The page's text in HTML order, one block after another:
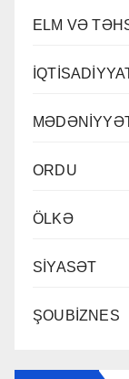
ELM VƏ
ORDU
ÖLKƏ
SİYASƏT
ŞOUBİZNES